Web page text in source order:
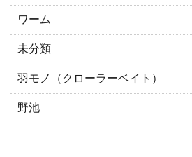
ワーム
未分類
羽モノ（クローラーベイト）
野池